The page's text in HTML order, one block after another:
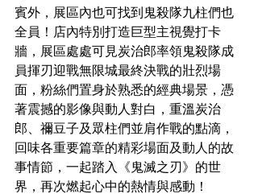
賓外，展區內也可找到鬼殺隊九柱們也
全員！店內特別打造巨型主視覺打卡
牆，展區處處可見炭治郎率領鬼殺隊成
員揮刃迎戰無限城最終決戰的壯烈場
面， 粉絲們置身於熟悉的經典場景，憑
著震撼的影像與動人對白，重溫炭治
郎、禰豆子及眾柱們並肩作戰的點滴，
回味各重要篇章的精彩場面及動人的故
事情節，一起踏入《鬼滅之刃》的世
界，再次燃起心中的熱情與感動！